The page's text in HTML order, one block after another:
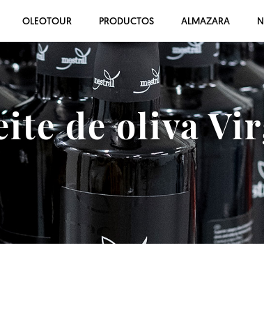
OLEOTOUR PRODUCTOS ALMAZARA
de oliva